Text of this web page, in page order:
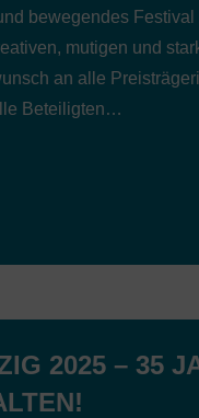
bewegendes
mutigen und
an alle
Beteiligten…
2025 – 35